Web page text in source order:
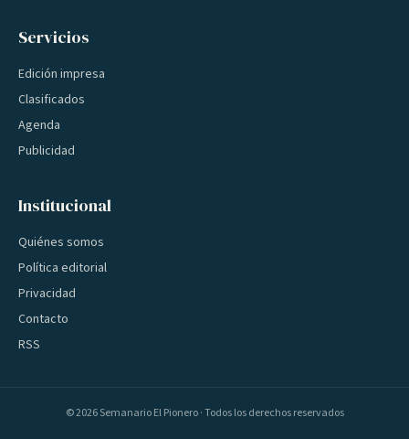
Servicios
Edición impresa
Clasificados
Agenda
Publicidad
Institucional
Quiénes somos
Política editorial
Privacidad
Contacto
RSS
©2026Semanario El Pionero · Todos los derechos reservados